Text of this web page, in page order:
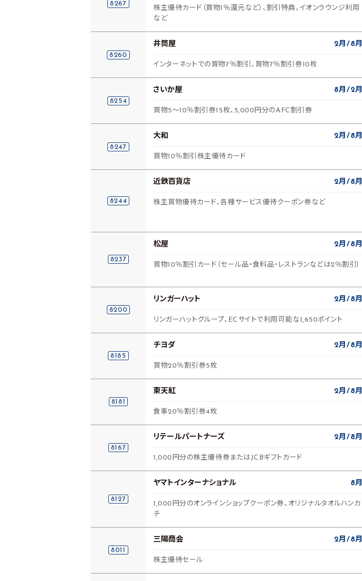
8267
株主優待カード（買物1％還元など）、割引特典、イオンラウンジ利用
など
8260
井筒屋 2月 8月
インターネットでの買物7％割引、買物7％割引券10枚
8254
さいか屋 8月 2月
買物5～10％割引券15枚、5,000円分のAFC割引券
8247
大和 2月 8月
買物10％割引株主優待カード
8244
近鉄百貨店 2月 8月
株主買物優待カード、各種サービス優待クーポン券など
8237
松屋 2月 8月
買物10％割引カード（セール品・食料品・レストランなどは2％割引）
8200
リンガーハット 2月 8月
リンガーハットグループ、ECサイトで利用可能な1,650ポイント
8185
チヨダ 2月 8月
買物20％割引券5枚
8181
東天紅 2月 8月
食事20％割引券4枚
8167
リテールパートナーズ 2月 8月
1,000円分の株主優待券またはJCBギフトカード
8127
ヤマトインターナショナル 8月
1,000円分のオンラインショップクーポン券、オリジナルタオルハンカ
チ
8011
三陽商会 2月 8月
株主優待セール